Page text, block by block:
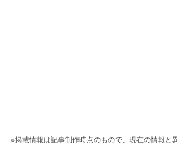
※掲載情報は記事制作時点のもので、現在の情報と